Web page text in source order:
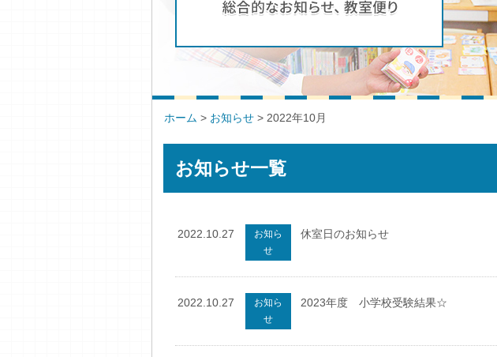
ホーム > お知らせ > 2022年10月
お知らせ一覧
2022.10.27
お知ら
せ
休室日のお知らせ
2022.10.27
お知ら
せ
2023年度 小学校受験結果☆